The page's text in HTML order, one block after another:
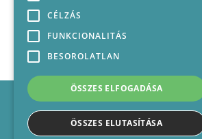
Impresszum
Médiajánlat
Felhasználási feltételek
CÉLZÁS
FUNKCIONALITÁS
BESOROLATLAN
ÖSSZES ELFOGADÁSA
ÖSSZES ELUTASÍTÁSA